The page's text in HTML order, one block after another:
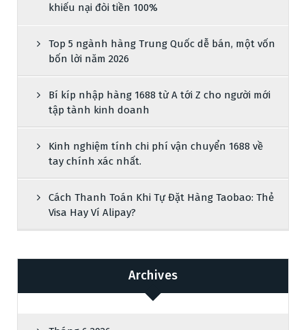
khiếu nại đòi tiền 100%
Top 5 ngành hàng Trung Quốc dễ bán, một vốn
bốn lời năm 2026
Bí kíp nhập hàng 1688 từ A tới Z cho người mới
tập tành kinh doanh
Kinh nghiệm tính chi phí vận chuyển 1688 về
tay chính xác nhất.
Cách Thanh Toán Khi Tự Đặt Hàng Taobao: Thẻ
Visa Hay Ví Alipay?
Archives